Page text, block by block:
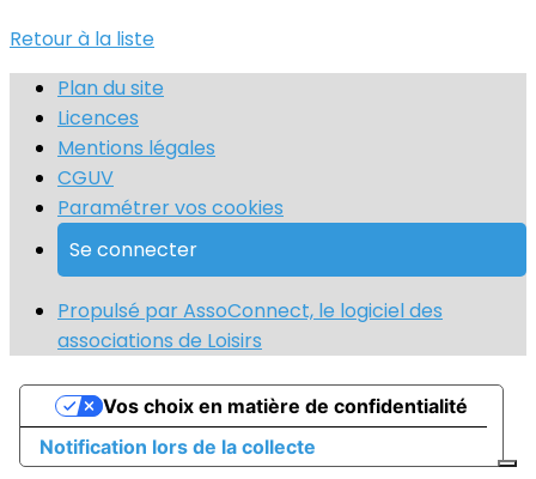
Retour à la liste
Plan du site
Licences
Mentions légales
CGUV
Paramétrer vos cookies
Se connecter
Propulsé par AssoConnect, le logiciel des
associations de Loisirs
Notification lors de la collecte
Vos choix en matière de confidentialité